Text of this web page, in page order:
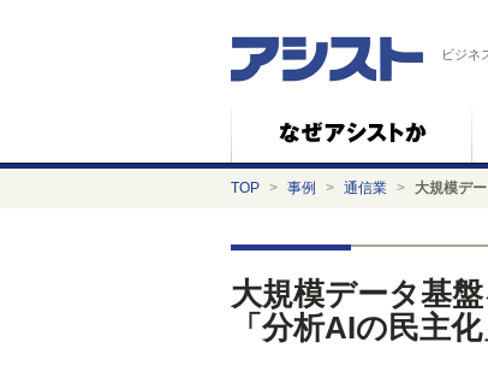
ビジネ
TOP > 事例 > 通信業 > 大規模デ
大規模データ基
「分析AIの民主